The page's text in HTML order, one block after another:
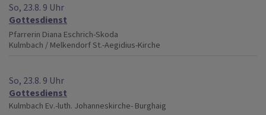
So, 23.8. 9 Uhr
Gottesdienst
Pfarrerin Diana Eschrich-Skoda
Kulmbach / MelkendorfSt.-Aegidius-Kirche
So, 23.8. 9 Uhr
Gottesdienst
Kulmbach Ev.-luth. Johanneskirche- Burghaig